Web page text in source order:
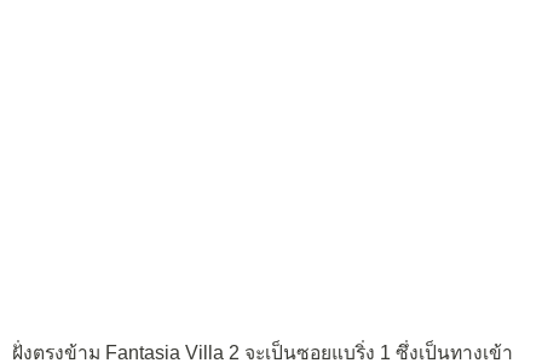
ฝั่งตรงข้าม Fantasia Villa 2 จะเป็นซอยแบริ่ง 1 ซึ่งเป็นทางเข้า